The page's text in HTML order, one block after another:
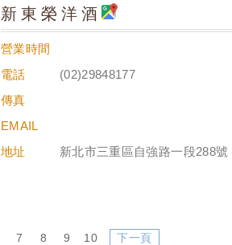
新東榮洋酒
營業時間
電話
(02)29848177
傳真
EMAIL
地址
新北市三重區自強路一段288號
7 8 9 10 下一頁